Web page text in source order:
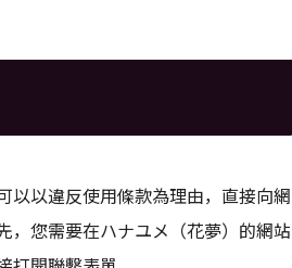
以以違反使用條款為理由，直接向網
，您需要在ハナユメ（花夢）的網站